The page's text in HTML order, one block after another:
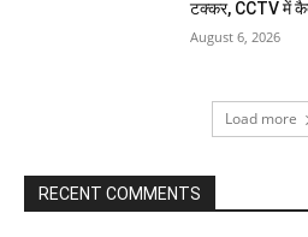
टक्कर, CCTV में
August 6, 2026
Load more
RECENT COMMENTS